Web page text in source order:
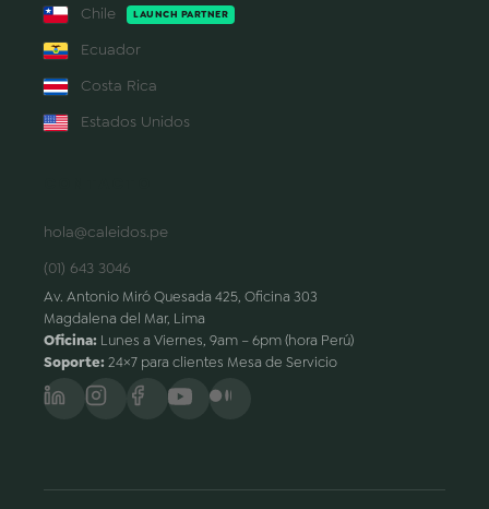
Chile
LAUNCH PARTNER
Ecuador
Costa Rica
Estados Unidos
hola@caleidos.pe
(01) 643 3046
Av. Antonio Miró Quesada 425, Oficina 303
Magdalena del Mar, Lima
Oficina: Lunes a Viernes, 9am – 6pm (hora Perú)
Soporte: 24×7 para clientes Mesa de Servicio